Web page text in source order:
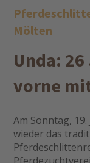
Mölten
Unda:
vorne
Am Sonntag,
wieder das